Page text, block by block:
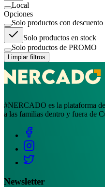
Local
Opciones
Solo productos con descuento
Solo productos en stock
Solo productos de PROMO
Limpiar filtros
#NERCADO es la plataforma
a las familias dentro y fuera de
Newsletter